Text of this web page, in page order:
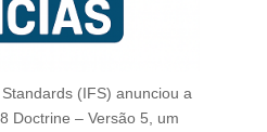
(IFS) anunciou a
Doctrine – Versão 5, um